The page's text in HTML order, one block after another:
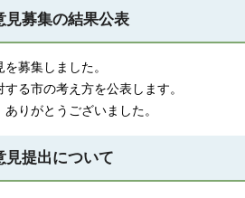
見募集の結果公表
募集しました。
る市の考え方を公表します。
りがとうございました。
見提出について